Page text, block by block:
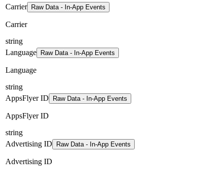
Carrier
Raw Data - In-App Events
Carrier
string
Language
Raw Data - In-App Events
Language
string
AppsFlyer ID
Raw Data - In-App Events
AppsFlyer ID
string
Advertising ID
Raw Data - In-App Events
Advertising ID